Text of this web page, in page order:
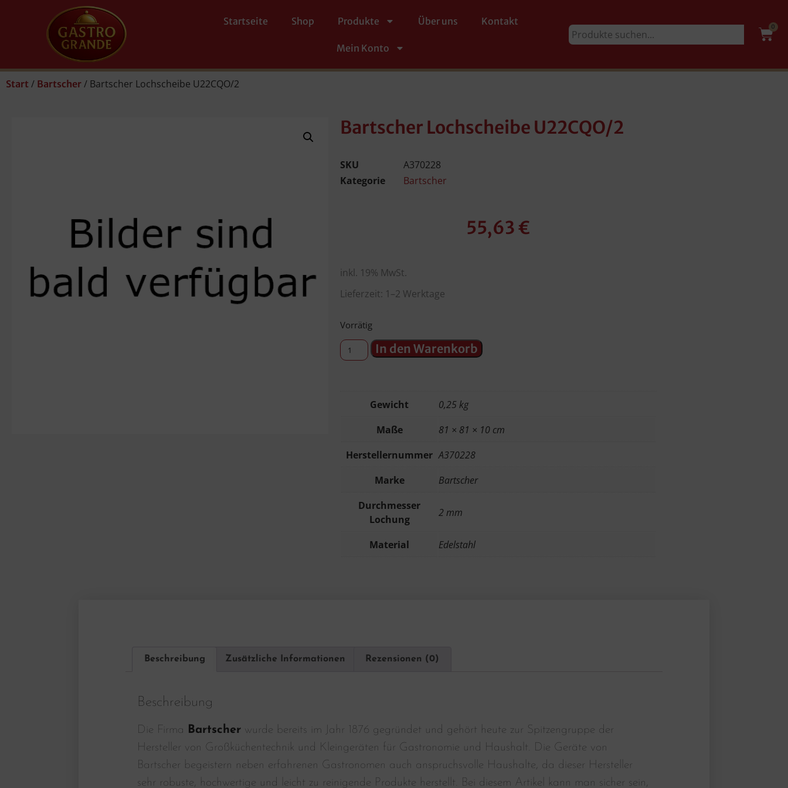
Startseite Shop Produkte Über uns Kontakt
Mein Konto
0
Start / Bartscher / Bartscher Lochscheibe U22CQO/2
Bartscher Lochscheibe U22CQO/2
SKU
A370228
Kategorie
Bartscher
55,63€
inkl. 19% MwSt.
Lieferzeit: 1–2 Werktage
Vorrätig
In den Warenkorb
Gewicht
0,25 kg
Maße
81 × 81 × 10 cm
Herstellernummer A370228
Marke
Bartscher
Durchmesser
Lochung
2 mm
Material Edelstahl
Beschreibung Zusätzliche Informationen Rezensionen (0)
Beschreibung
Die Firma Bartscher wurde bereits im Jahr 1876 gegründet und gehört heute zur Spitzengruppe der
Hersteller von Großküchentechnik und Kleingeräten für Gastronomie und Haushalt. Die Geräte von
Bartscher begeistern neben erfahrenen Gastronomen auch anspruchsvolle Haushalte, da dieser Hersteller
sehr robuste, hochwertige und leicht zu reinigende Produkte herstellt. Bei diesem Artikel kann man sicher sein,